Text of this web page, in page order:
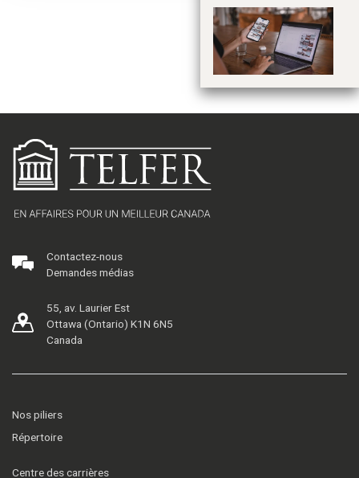
Contactez-nous
Demandes médias
55, av. Laurier Est
Ottawa (Ontario) K1N 6N5
Canada
Nos piliers
Répertoire
Centre des carrières